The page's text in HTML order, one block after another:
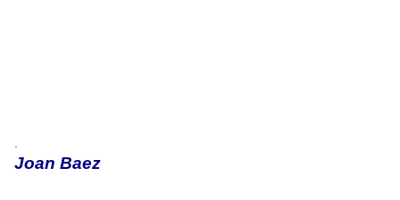
Joan Baez